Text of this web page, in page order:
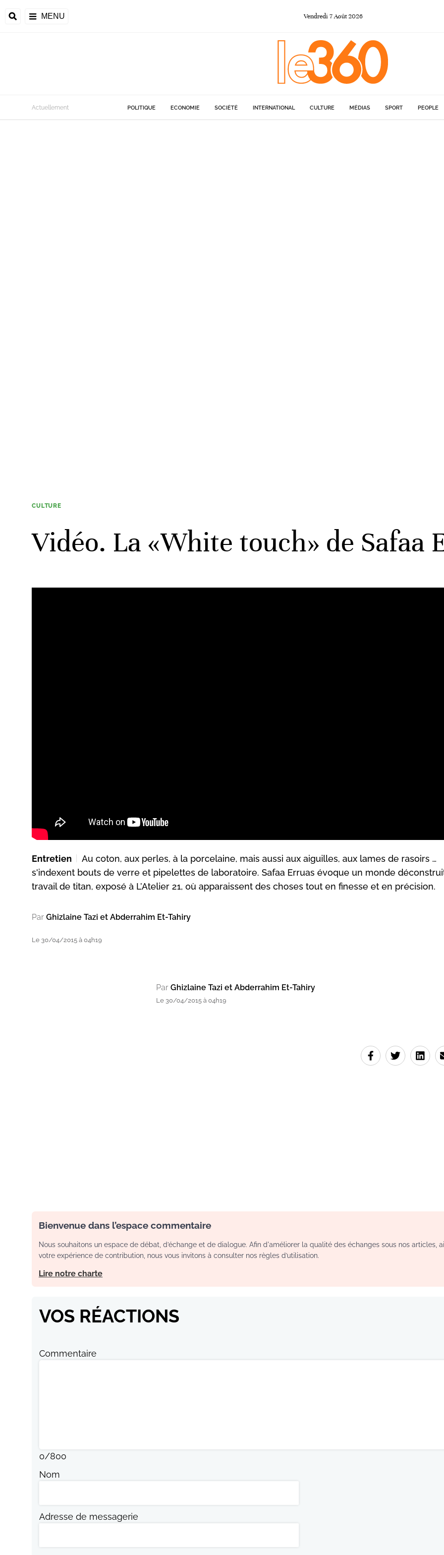
MENU Vendredi 7Août 2026
Actuellement POLITIQUE ECONOMIE SOCIÉTÉ INTERNATIONAL CULTURE MÉDIAS SPORT PEOPLE
CULTURE
Vidéo. La «White touch» de Safaa
Entretien
Au coton, aux perles, à la porcelaine, mais aussi aux aiguilles, aux lames de rasoirs …
s'indexent bouts de verre et pipelettes de laboratoire. Safaa Erruas évoque un monde
travail de titan, exposé à L’Atelier 21, où apparaissent des choses tout en finesse et en précision.
Par Ghizlaine Tazi et Abderrahim Et-Tahiry
Le 30/04/2015 à 04h19
Par Ghizlaine Tazi et Abderrahim Et-Tahiry
Le 30/04/2015 à 04h19
Bienvenue dans l’espace commentaire
Nous souhaitons un espace de débat, d’échange et de dialogue. Afin d'améliorer la qualité des échanges sous nos articles,
votre expérience de contribution, nous vous invitons à consulter nos règles d’utilisation.
Lire notre charte
VOS RÉACTIONS
Commentaire
0/800
Nom
Adresse de messagerie